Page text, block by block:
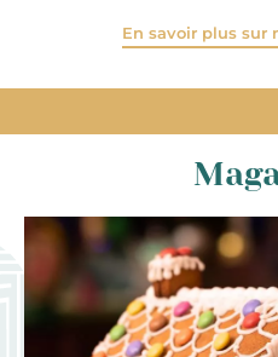
En savoir plus sur